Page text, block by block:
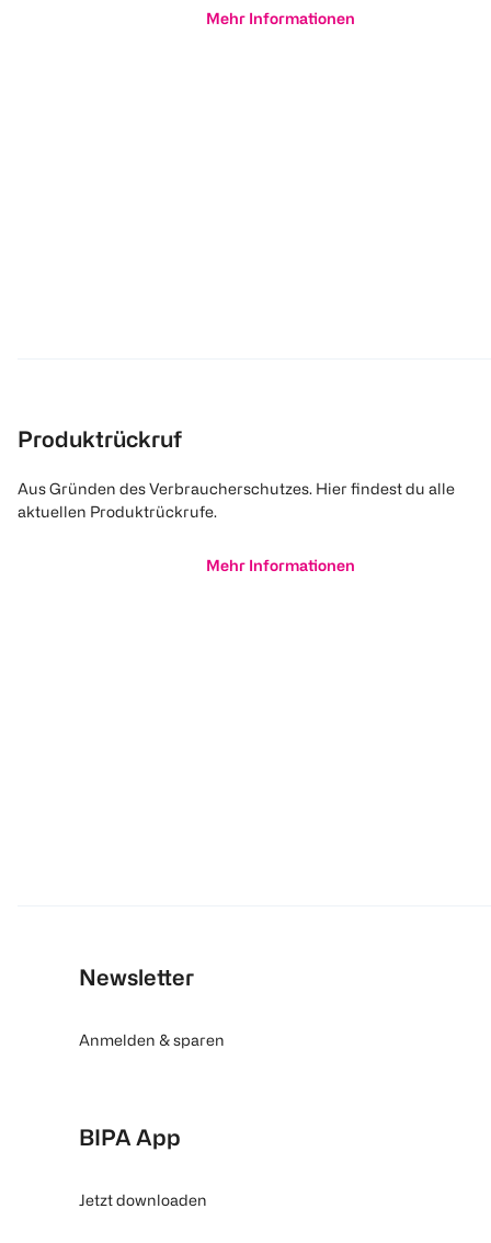
Mehr Informationen
Produktrückruf
Aus Gründen des Verbraucherschutzes. Hier findest du alle
aktuellen Produktrückrufe.
Mehr Informationen
Newsletter
Anmelden & sparen
BIPA App
Jetzt downloaden